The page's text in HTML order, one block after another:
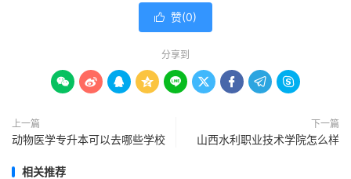
 赞(0)
分享到
        
上一篇
动物医学专升本可以去哪些学校
下一篇
山西水利职业技术学院怎么样
相关推荐